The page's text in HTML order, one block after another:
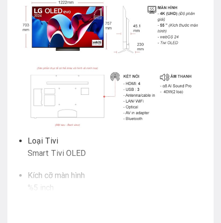
Loại Tivi
Smart Tivi OLED
Kích cỡ màn hình
%5 inch